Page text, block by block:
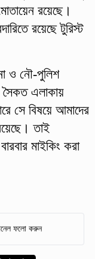
রয়েছে।
রয়েছে টুরিস্ট
ও নৌ-পুলিশ
এলাকায়
সে বিষয়ে আমাদের
তাই
মাইকিং করা
ফলো করুন